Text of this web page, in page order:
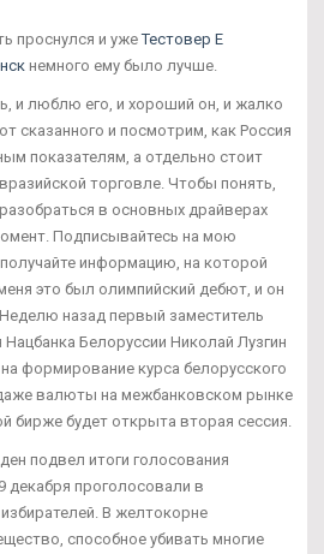
проснулся и ужеТестовер Е
немного ему было лучше.
и люблю его, и хороший он, и жалко
сказанного и посмотрим, как Россия
показателям, а отдельно стоит
торговле. Чтобы понять,
в основных драйверах
Подписывайтесь на мою
информацию, на которой
это был олимпийский дебют, и он
назад первый заместитель
Белоруссии Николай Лузгин
формирование курса белорусского
валюты на межбанковском рынке
бирже будет открыта вторая сессия.
подвел итоги голосования
проголосовали в
В желтокорне
способное убивать многие